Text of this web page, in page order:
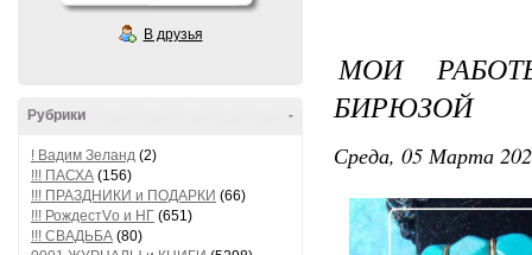
В друзья
-
Рубрики
! Вадим Зеланд (2)
!!! ПАСХА (156)
!!! ПРАЗДНИКИ и ПОДАРКИ (66)
!!! РождестVо и НГ (651)
!!! СВАДЬБА (80)
МОИ
БИРЮЗОЙ
Среда, 05 Марта